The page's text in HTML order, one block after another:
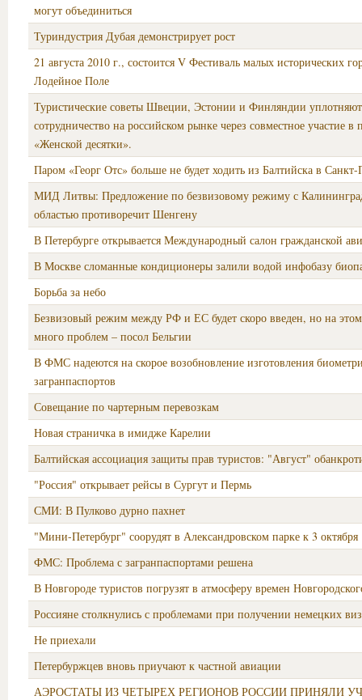
могут объединиться
Туриндустрия Дубая демонстрирует рост
21 августа 2010 г., состоится V Фестиваль малых исторических
Лодейное Поле
Туристические советы Швеции, Эстонии и Финляндии уплотняют
сотрудничество на российском рынке через совместное участие в
«Женской десятки».
Паром «Георг Отс» больше не будет ходить из Балтийска в Санкт-
МИД Литвы: Предложение по безвизовому режиму с
областью противоречит Шенгену
В Петербурге открывается Международный салон гражданской
В Москве сломанные кондиционеры залили водой инфобазу
Борьба за небо
Безвизовый режим между РФ и ЕС будет скоро введен, но на этом
много проблем – посол Бельгии
В ФМС надеются на скорое возобновление изготовления
загранпаспортов
Совещание по чартерным перевозкам
Новая страничка в имидже Карелии
Балтийская ассоциация защиты прав туристов: "Август"
"Россия" открывает рейсы в Сургут и Пермь
СМИ: В Пулково дурно пахнет
"Мини-Петербург" соорудят в Александровском парке к 3 октября
ФМС: Проблема с загранпаспортами решена
В Новгороде туристов погрузят в атмосферу времен
Россияне столкнулись с проблемами при получении немецких виз
Не приехали
Петербуржцев вновь приучают к частной авиации
АЭРОСТАТЫ ИЗ ЧЕТЫРЕХ РЕГИОНОВ РОССИИ ПРИНЯЛИ